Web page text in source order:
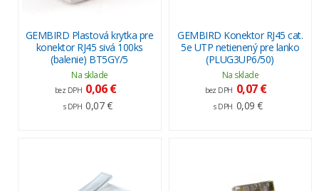
GEMBIRD Plastová krytka pre
konektor RJ45 sivá 100ks
(balenie) BT5GY/5
Na sklade
bez DPH 0,06 €
s DPH 0,07 €
GEMBIRD Konektor RJ45 cat.
5e UTP netienený pre lanko
(PLUG3UP6/50)
Na sklade
bez DPH 0,07 €
s DPH 0,09 €